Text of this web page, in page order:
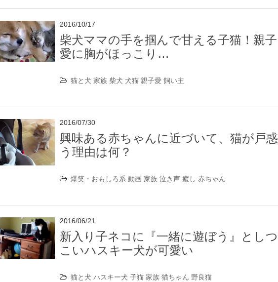
2016/10/17
柴犬ママの手を掴んで甘える子猫！親子
愛に胸がほっこり…
猫と犬 家族 柴犬 犬猫 親子愛 飼い主
2016/07/30
興味ある赤ちゃんに近づいて、猫が戸惑
う理由は何？
爆笑・おもしろ系 動画 家族 泣き声 癒し 赤ちゃん
2016/06/21
新入り子ネコに『一緒に遊ぼう』としつ
こいハスキー犬が可愛い
猫と犬 ハスキー犬 子猫 家族 猫ちゃん 野良猫